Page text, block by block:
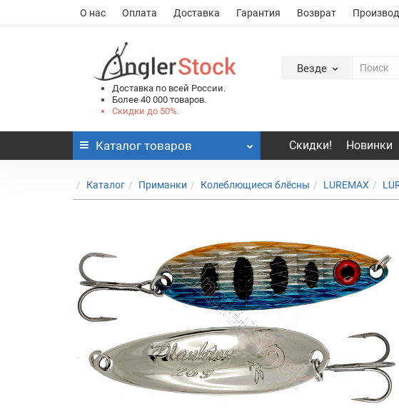
О нас Оплата Доставка Гарантия Возврат
Доставка по всей России.
Более 40 000 товаров.
Скидки до 50%.
Везде
Каталог товаров Скидки! Новинки
Каталог Приманки Колеблющиеся блёсны LUREMAX